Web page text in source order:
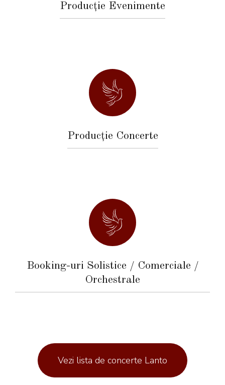
Producție Evenimente
Producție Concerte
Booking-uri Solistice / Comerciale /
Orchestrale
Vezi lista de concerte Lanto